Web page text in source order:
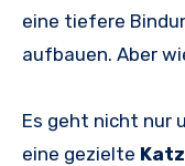
eine tiefere
aufbauen. Aber
Es geht nicht nur
eine gezielte